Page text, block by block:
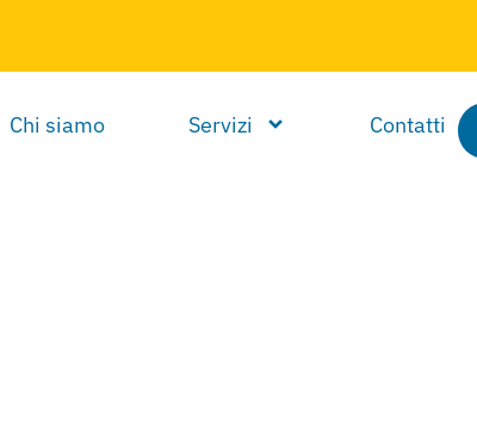
Chi siamo Servizi Contatti